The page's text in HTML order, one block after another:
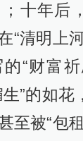
十年后
清明上
“财富
”的如花
至被“包